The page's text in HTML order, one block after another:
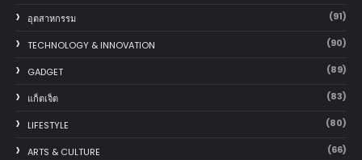
อุตสาหกรรม (91)
TECHNOLOGY & INNOVATION (90)
GADGET (89)
แก็ตเจ็ต (83)
LIFESTYLE (80)
ARTS & CULTURE (66)